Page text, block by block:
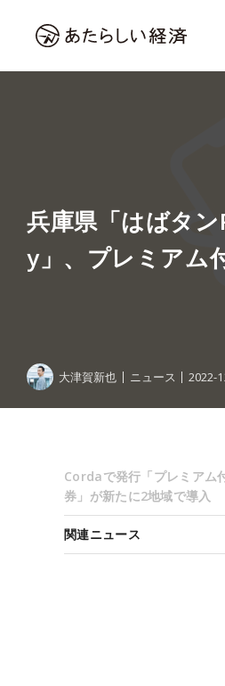
兵庫県「はばタ
y」、プレミアム
大津賀新也 ニュース 2022-
Cordaで発行「プレミアム
券」が新たに2地域で導入
関連ニュース